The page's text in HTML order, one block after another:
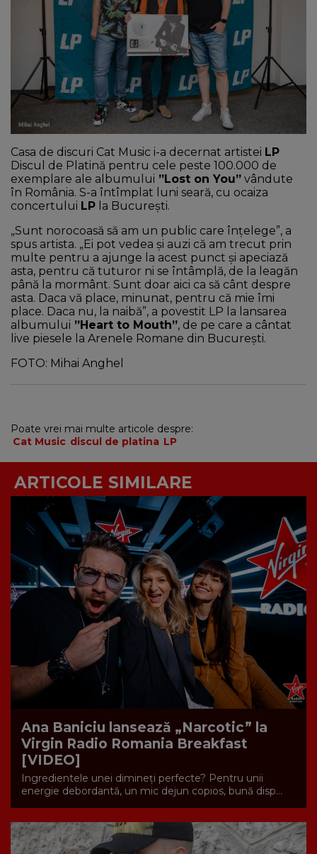
NEWS
CONTUL MEU
Casa de discuri Cat Music i-a decernat artistei LP
Discul de Platină pentru cele peste 100.000 de
exemplare ale albumului ”Lost on You” vândute
în România. S-a întîmplat luni seară, cu ocaiza
concertului LP la București.
„Sunt norocoasă să am un public care înțelege”, a
spus artista. „Ei pot vedea și auzi că am trecut prin
multe pentru a ajunge la acest punct și apeciază
asta, pentru că tuturor ni se întâmplă, de la leagăn
până la mormânt. Sunt doar aici ca să cânt despre
asta. Daca vă place, minunat, pentru că mie îmi
place. Daca nu, la naibă”, a povestit LP la lansarea
albumului ”Heart to Mouth”, de pe care a cântat
live piesele la Arenele Romane din București.
FOTO: Mihai Anghel
Poate vrei mai multe articole despre:
Cat Music discul de platina LP
ARTICOLE SIMILARE
Ana Baniciu lansează „Narcotic” la
Virgin Radio Romania Breakfast
[VIDEO]
Ingredientele unei dimineți perfecte? Pentru unii
energie debordantă, un mic dejun copios, bună disp...